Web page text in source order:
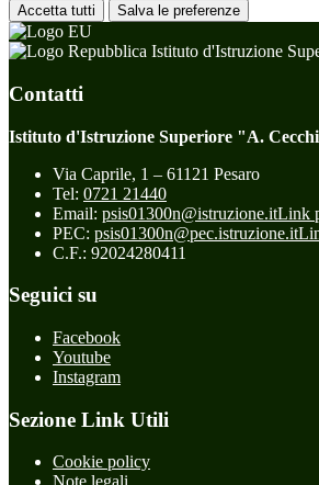
Accetta tutti Salva le preferenze
Istituto d'Istruzione
Contatti
Istituto d'Istruzione Superiore "A.
Via Caprile, 1 – 61121 Pesaro
Tel: 0721 21440
Email: psis01300n@istruzione.itLink
PEC: psis01300n@pec.istruzione.it
C.F.: 92024280411
Seguici su
Facebook
Youtube
Instagram
Sezione Link Utili
Cookie policy